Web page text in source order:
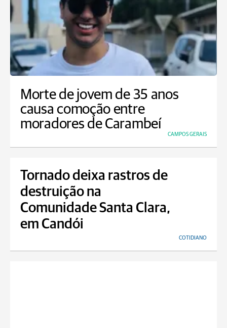
Morte de jovem de 35 anos
causa comoção entre
moradores de Carambeí
CAMPOS GERAIS
Tornado deixa rastros de
destruição na
Comunidade Santa Clara,
em Candói
COTIDIANO